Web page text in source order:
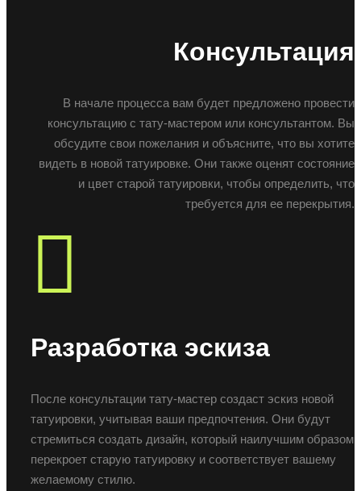
Консультация
В начале процесса вам будет предложено провести
консультацию с тату-мастером или консультантом. Вы
обсудите свои пожелания и объясните, что вы хотите
видеть в новой татуировке. Они также оценят состояние
и цвет старой татуировки, чтобы определить, что
требуется для ее перекрытия.
Разработка эскиза
После консультации тату-мастер создаст эскиз новой
татуировки, учитывая ваши предпочтения. Они будут
стремиться создать дизайн, который наилучшим образом
перекроет старую татуировку и соответствует вашему
желаемому стилю.